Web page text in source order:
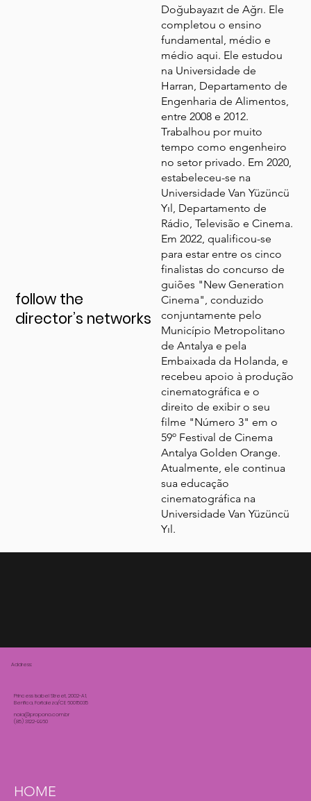
follow the
director’s networks
Doğubayazıt de Ağrı. Ele
completou o ensino
fundamental, médio e
médio aqui. Ele estudou
na Universidade de
Harran, Departamento de
Engenharia de Alimentos,
entre 2008 e 2012.
Trabalhou por muito
tempo como engenheiro
no setor privado. Em 2020,
estabeleceu-se na
Universidade Van Yüzüncü
Yıl, Departamento de
Rádio, Televisão e Cinema.
Em 2022, qualificou-se
para estar entre os cinco
finalistas do concurso de
guiões "New Generation
Cinema", conduzido
conjuntamente pelo
Município Metropolitano
de Antalya e pela
Embaixada da Holanda, e
recebeu apoio à produção
cinematográfica e o
direito de exibir o seu
filme "Número 3" em o
59º Festival de Cinema
Antalya Golden Orange.
Atualmente, ele continua
sua educação
cinematográfica na
Universidade Van Yüzüncü
Yıl.
Address:
Princess Isabel Street, 2002-A1,
Benfica, Fortaleza/CE 60015035
noia@propono.com.br
(85) 3122-9960
HOME